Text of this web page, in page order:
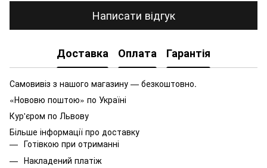
Написати відгук
Доставка Оплата Гарантія
Самовивіз з нашого магазину — безкоштовно.
«Нововю поштою» по Україні
Кур'єром по Львову
Більше інформації про доставку
Готівкою при отриманні
Накладений платіж